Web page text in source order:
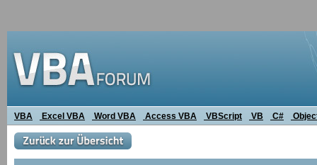
VBA Excel VBA Word VBA Access VBA VBScript VB C#